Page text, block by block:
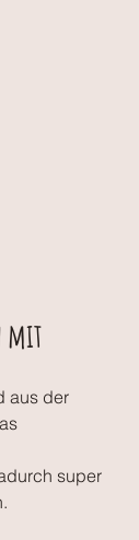
mit
aus der
super